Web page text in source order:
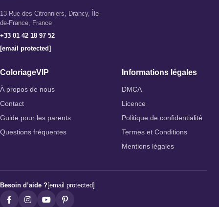
13 Rue des Citronniers, Drancy, Île-
de-France, France
+33 01 42 18 97 52
[email protected]
ColoriageVIP
À propos de nous
Contact
Guide pour les parents
Questions fréquentes
Informations légales
DMCA
Licence
Politique de confidentialité
Termes et Conditions
Mentions légales
Besoin d’aide ?[email protected]